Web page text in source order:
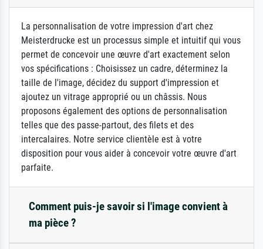
La personnalisation de votre impression d'art chez
Meisterdrucke est un processus simple et intuitif qui vous
permet de concevoir une œuvre d'art exactement selon
vos spécifications : Choisissez un cadre, déterminez la
taille de l'image, décidez du support d'impression et
ajoutez un vitrage approprié ou un châssis. Nous
proposons également des options de personnalisation
telles que des passe-partout, des filets et des
intercalaires. Notre service clientèle est à votre
disposition pour vous aider à concevoir votre œuvre d'art
parfaite.
Comment puis-je savoir si l'image convient à
ma pièce ?